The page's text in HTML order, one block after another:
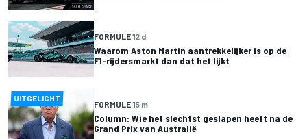
FORMULE 12 d
Waarom Aston Martin aantrekkelijker is op de
F1-rijdersmarkt dan dat het lijkt
UITGELICHT
FORMULE 15 m
Column: Wie het slechtst geslapen heeft na de
Grand Prix van Australië